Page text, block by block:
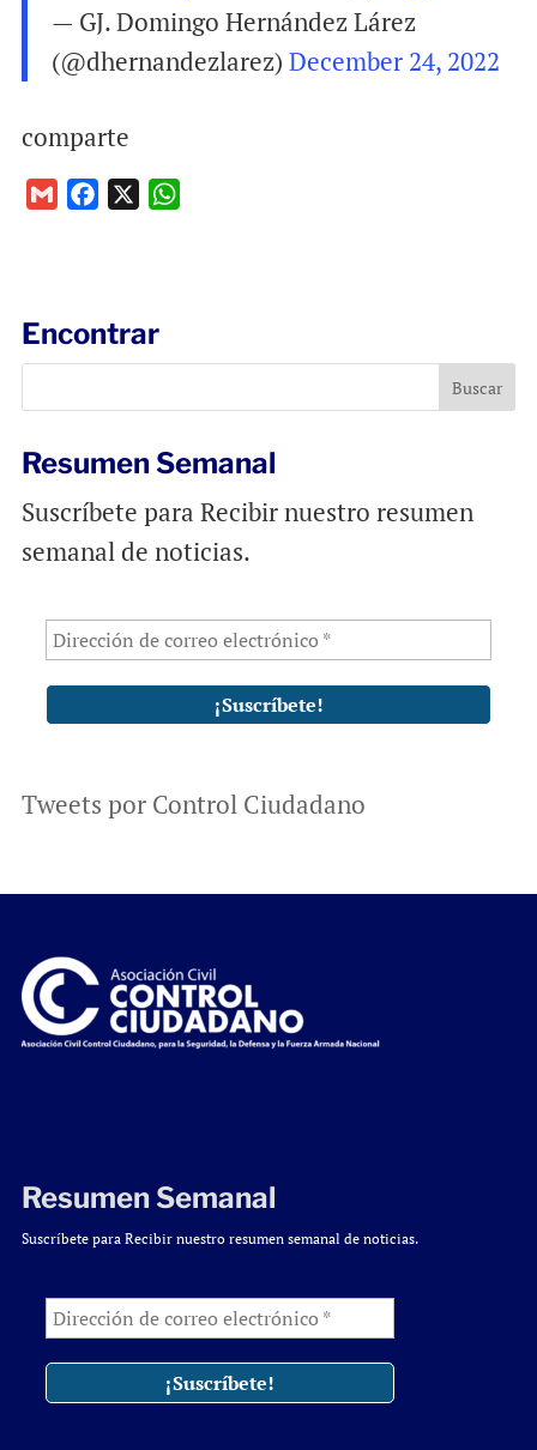
— GJ. Domingo Hernández Lárez
(@dhernandezlarez) December 24, 2022
comparte
o
k
p
Encontrar
Resumen Semanal
Suscríbete para Recibir nuestro resumen
semanal de noticias.
Tweets por Control Ciudadano
Resumen Semanal
Suscríbete para Recibir nuestro resumen semanal de noticias.